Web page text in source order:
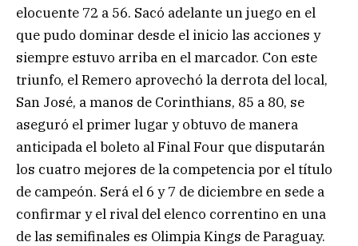
elocuente 72 a 56. Sacó adelante un juego en el
que pudo dominar desde el inicio las acciones y
siempre estuvo arriba en el marcador. Con este
triunfo, el Remero aprovechó la derrota del local,
San José, a manos de Corinthians, 85 a 80, se
aseguró el primer lugar y obtuvo de manera
anticipada el boleto al Final Four que disputarán
los cuatro mejores de la competencia por el título
de campeón. Será el 6 y 7 de diciembre en sede a
confirmar y el rival del elenco correntino en una
de las semifinales es Olimpia Kings de Paraguay.